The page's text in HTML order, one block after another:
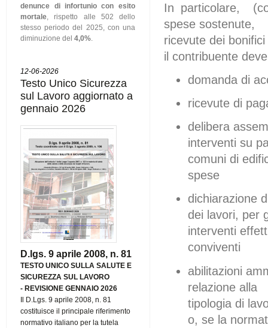
denunce di infortunio con esito
mortale , rispetto alle 502 dello
stesso periodo del 2025, con una
diminuzione del4,0%
12-06-2026
Testo Unico Sicurezza
sul Lavoro aggiornato a
gennaio 2026
D.lgs. 9 aprile 2008, n. 81
TESTO UNICO SULLA SALUTE E
SICUREZZA SUL LAVORO
- REVISIONE GENNAIO 2026
Il D.Lgs. 9 aprile 2008, n. 81
costituisce il principale riferimento
normativo italiano per la tutela
In particolare,
spese sostenute,
ricevute dei
il contribuente
domanda di
ricevute di
delibera
interventi su
comuni di
spese
dichiarazione
dei lavori, per
interventi
conviventi
abilitazioni
relazione alla
tipologia di
o, se la